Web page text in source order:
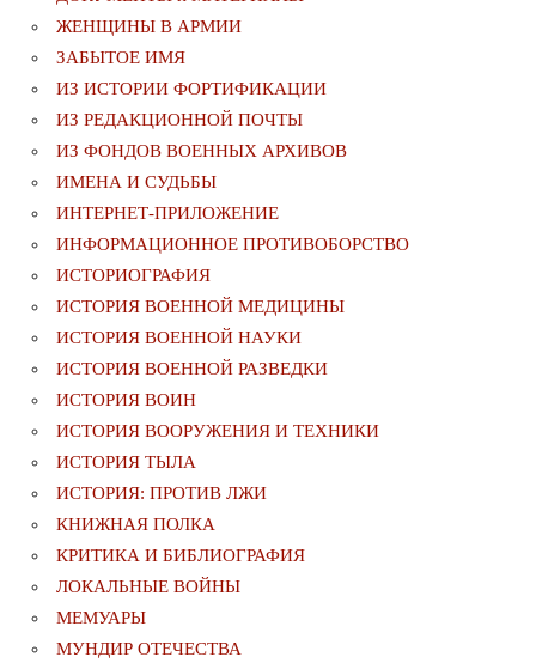
ЖЕНЩИНЫ В АРМИИ
ЗАБЫТОЕ ИМЯ
ИЗ ИСТОРИИ ФОРТИФИКАЦИИ
ИЗ РЕДАКЦИОННОЙ ПОЧТЫ
ИЗ ФОНДОВ ВОЕННЫХ АРХИВОВ
ИМЕНА И СУДЬБЫ
ИНТЕРНЕТ-ПРИЛОЖЕНИЕ
ИНФОРМАЦИОННОЕ ПРОТИВОБОРСТВО
ИСТОРИОГРАФИЯ
ИСТОРИЯ ВОЕННОЙ МЕДИЦИНЫ
ИСТОРИЯ ВОЕННОЙ НАУКИ
ИСТОРИЯ ВОЕННОЙ РАЗВЕДКИ
ИСТОРИЯ ВОИН
ИСТОРИЯ ВООРУЖЕНИЯ И ТЕХНИКИ
ИСТОРИЯ ТЫЛА
ИСТОРИЯ: ПРОТИВ ЛЖИ
КНИЖНАЯ ПОЛКА
КРИТИКА И БИБЛИОГРАФИЯ
ЛОКАЛЬНЫЕ ВОЙНЫ
МЕМУАРЫ
МУНДИР ОТЕЧЕСТВА